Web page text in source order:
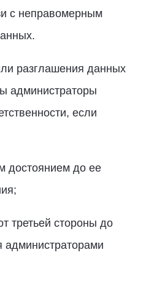
с неправомерным
разглашения данных
администраторы
если
достоянием до ее
третьей стороны до
администраторами